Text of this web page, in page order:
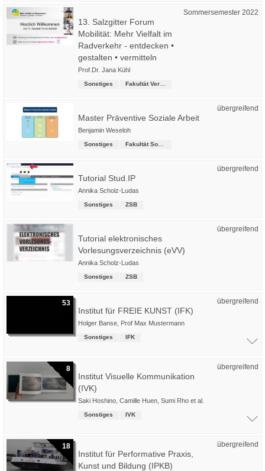
Sommersemester 2022
13. Salzgitter Forum
Mobilität: Mehr Vielfalt im
Radverkehr - entdecken •
gestalten • vermitteln
Prof.Dr. Jana Kühl
Sonstiges
übergreifend
Master Präventive Soziale Arbeit
Benjamin Weseloh
Sonstiges
übergreifend
Tutorial Stud.IP
Annika Scholz-Ludas
Sonstiges ZSB
übergreifend
Tutorial elektronisches
Vorlesungsverzeichnis (eVV)
Annika Scholz-Ludas
Sonstiges ZSB
53 übergreifend
Institut für FREIE KUNST (IFK)
Holger Banse Prof Max Mustermann
Sonstiges IFK
8 übergreifend
Institut Visuelle Kommunikation
(IVK)
Saki Hoshino Camille Huen Sumi Rho et al.
Sonstiges IVK
18 übergreifend
Institut für Performative Praxis,
Kunst und Bildung (IPKB)